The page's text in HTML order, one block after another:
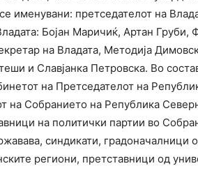
именувани: претседателот на
Бојан Маричиќ, Артан Груби,
на Владата, Методија
и Славјанка Петровска. Во
на Претседателот на
на Собранието на Република
на политички партии во
синдикати, градоначалници
региони, претставници од